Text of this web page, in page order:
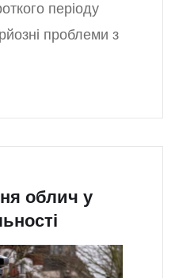
періоду
проблеми з
облич у